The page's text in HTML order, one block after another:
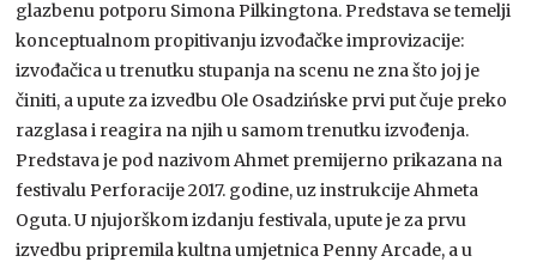
glazbenu potporu Simona Pilkingtona. Predstava se temelji
konceptualnom propitivanju izvođačke improvizacije:
izvođačica u trenutku stupanja na scenu ne zna što joj je
činiti, a upute za izvedbu Ole Osadzińske prvi put čuje preko
razglasa i reagira na njih u samom trenutku izvođenja.
Predstava je pod nazivom Ahmet premijerno prikazana na
festivalu Perforacije 2017. godine, uz instrukcije Ahmeta
Oguta. U njujorškom izdanju festivala, upute je za prvu
izvedbu pripremila kultna umjetnica Penny Arcade, a u